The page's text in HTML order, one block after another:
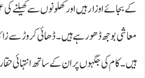
کے بجائے اوزار ہیں اور کھلونوں سے کھیلنے کی
معاشی بوجھ ڈھورہے ہیں۔ ڈھائی کروڑ سے
ہیں۔ کام کی جگہوں پر ان کے ساتھ انتہائی